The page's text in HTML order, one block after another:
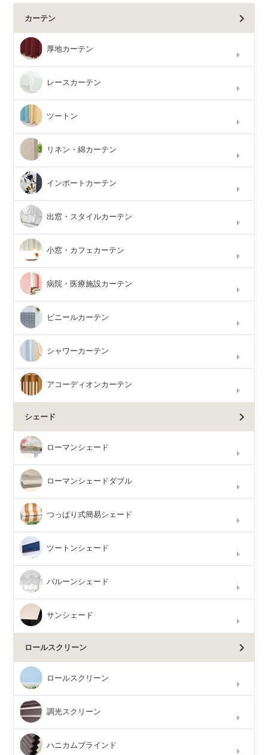
カーテン
厚地カーテン
レースカーテン
ツートン
リネン・綿カーテン
インポートカーテン
出窓・スタイルカーテン
小窓・カフェカーテン
病院・医療施設カーテン
ビニールカーテン
シャワーカーテン
アコーディオンカーテン
シェード
ローマンシェード
ローマンシェードダブル
つっぱり式簡易シェード
ツートンシェード
バルーンシェード
サンシェード
ロールスクリーン
ロールスクリーン
調光スクリーン
ハニカムブラインド